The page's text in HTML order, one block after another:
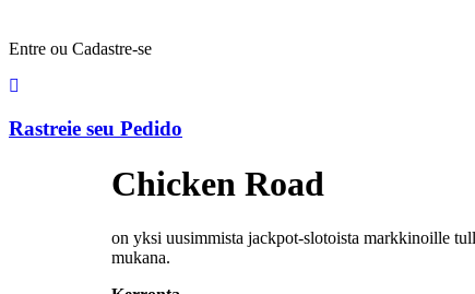
Entre ou Cadastre-se
Rastreie seu Pedido
Chicken Road
on yksi uusimmista jackpot-slotoista markkinoille
mukana.